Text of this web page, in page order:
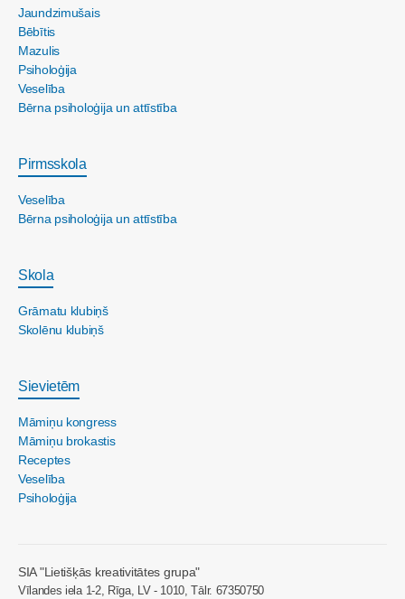
Jaundzimušais
Bēbītis
Mazulis
Psiholoģija
Veselība
Bērna psiholoģija un attīstība
Pirmsskola
Veselība
Bērna psiholoģija un attīstība
Skola
Grāmatu klubiņš
Skolēnu klubiņš
Sievietēm
Māmiņu kongress
Māmiņu brokastis
Receptes
Veselība
Psiholoģija
SIA "Lietišķās kreativitātes grupa"
Vīlandes iela 1-2, Rīga, LV - 1010, Tālr. 67350750